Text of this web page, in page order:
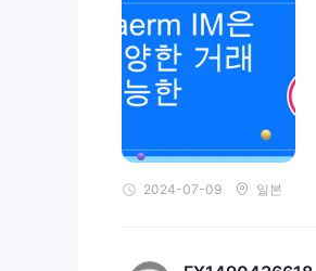
통화 거래에 참여하고 환율
레이더가 기본 자산을 소유
트레이더는 상품 또는 금융
석유, 금 또는 농산물과 같
뿐만 아니라, ABX TRADE
반적인 성과에 대한 입장을
다양한 시장 도구를 제공함
2024-07-09 일본